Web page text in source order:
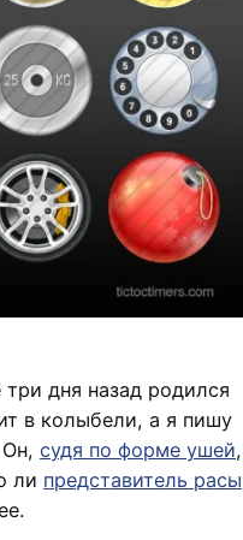
дня назад родился
в колыбели, а я пишу
судя по форме ушей,
ли представитель расы